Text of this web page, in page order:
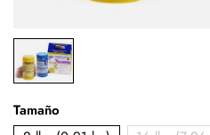
Tamaño